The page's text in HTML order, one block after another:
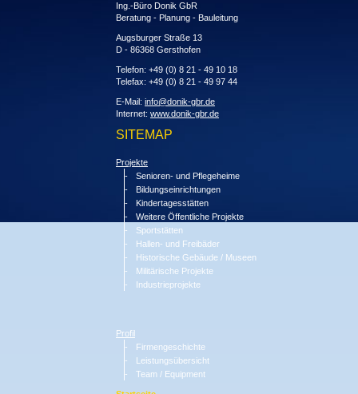
Ing.-Büro Donik GbR
Beratung - Planung - Bauleitung
Augsburger Straße 13
D - 86368 Gersthofen
Telefon: +49 (0) 8 21 - 49 10 18
Telefax: +49 (0) 8 21 - 49 97 44
E-Mail: info@donik-gbr.de
Internet: www.donik-gbr.de
SITEMAP
Projekte
Senioren- und Pflegeheime
Bildungseinrichtungen
Kindertagesstätten
Weitere Öffentliche Projekte
Sportstätten
Hallen- und Freibäder
Historische Gebäude / Museen
Militärische Projekte
Industrieprojekte
Profil
Firmengeschichte
Leistungsübersicht
Team / Equipment